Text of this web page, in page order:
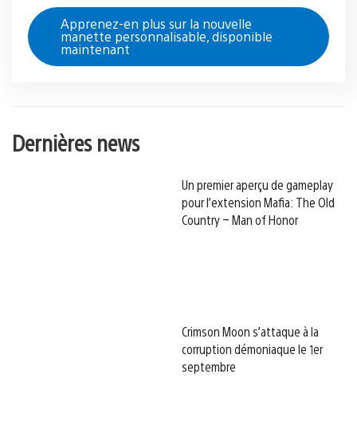
Apprenez-en plus sur la nouvelle
manette personnalisable, disponible
maintenant
Dernières news
Un premier aperçu de gameplay
pour l’extension Mafia: The Old
Country – Man of Honor
Crimson Moon s’attaque à la
corruption démoniaque le 1er
septembre